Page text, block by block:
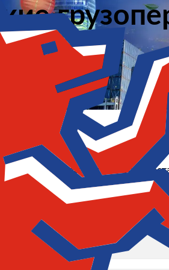
и согласование условий
и получите расчет стоимости